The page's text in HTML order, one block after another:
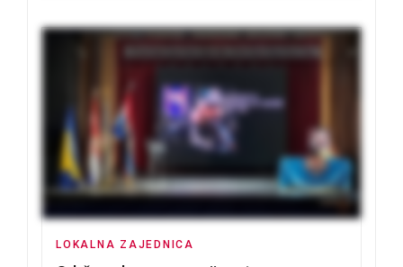
LOKALNA ZAJEDNICA